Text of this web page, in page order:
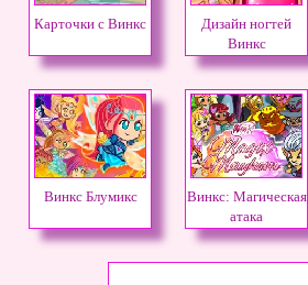
Карточки с Винкс
Дизайн ногтей
Винкс
Винкс Блумикс
Винкс: Магическая
атака